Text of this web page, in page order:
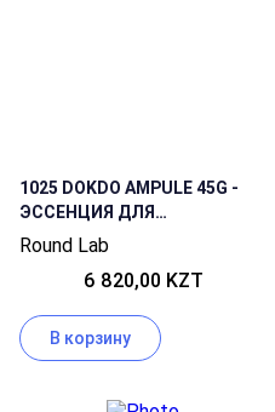
1025 DOKDO AMPULE 45G -
ЭССЕНЦИЯ ДЛЯ
ЧУВСТВИТЕЛЬНОЙ КОЖИ
Round Lab
6 820,00 KZT
В корзину